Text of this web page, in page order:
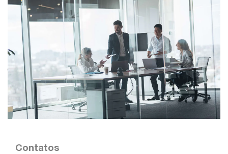
Contatos